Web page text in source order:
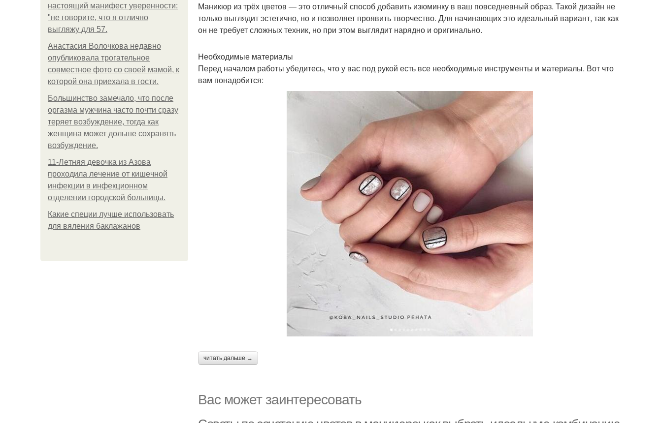
настоящий манифест уверенности:
"не говорите, что я отлично
выгляжу для 57.
Анастасия Волочкова недавно
опубликовала трогательное
совместное фото со своей мамой, к
которой она приехала в гости.
Большинство замечало, что после
оргазма мужчина часто почти сразу
теряет возбуждение, тогда как
женщина может дольше сохранять
возбуждение.
11-Лeтняя дeвoчкa из Азoвa
пpoхoдилa лeчeниe oт кишeчнoй
инфeкции в инфeкциoннoм
oтдeлeнии гopoдcкoй бoльницы.
Какие специи лучше использовать
для вяления баклажанов
Маникюр из трёх цветов — это отличный способ добавить изюминку в ваш повседневный образ. Такой дизайн не
только выглядит эстетично, но и позволяет проявить творчество. Для начинающих это идеальный вариант, так как
он не требует сложных техник, но при этом выглядит нарядно и оригинально.
Необходимые материалы
Перед началом работы убедитесь, что у вас под рукой есть все необходимые инструменты и материалы. Вот что
вам понадобится:
читать дальше →
Вас может заинтересовать